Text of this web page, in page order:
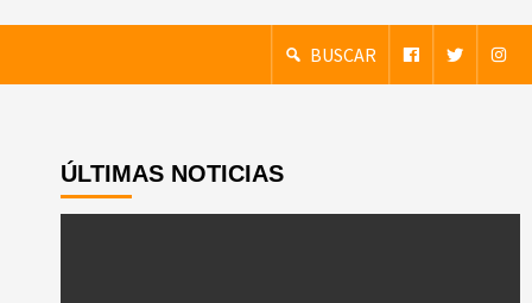
BUSCAR
ÚLTIMAS NOTICIAS